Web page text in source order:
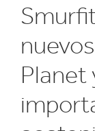
Blog
Exposición
Planet